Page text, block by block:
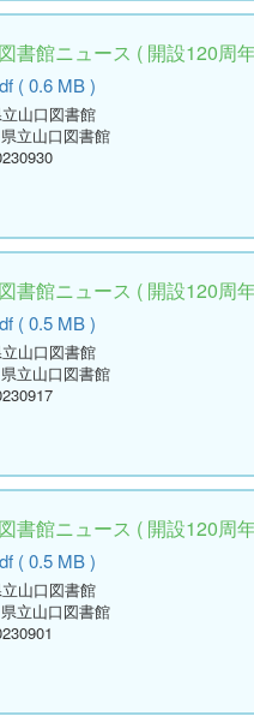
書館ニュース ( 開設120周
( 0.6 MB )
山口図書館
立山口図書館
書館ニュース ( 開設120周
( 0.5 MB )
山口図書館
立山口図書館
書館ニュース ( 開設120周
( 0.5 MB )
山口図書館
立山口図書館